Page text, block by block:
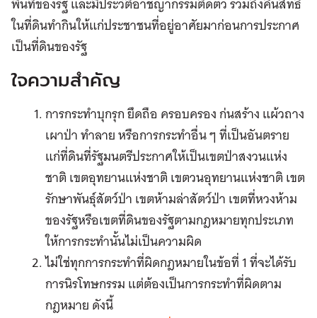
ในที่ดินทำกินให้แก่ประชาชนที่อยู่อาศัยมาก่อนการประกาศ
เป็นที่ดินของรัฐ
ใจความสำคัญ
การกระทำบุกรุก ยึดถือ ครอบครอง ก่นสร้าง แผ้วถาง
เผาป่า ทำลาย หรือการกระทำอื่น ๆ ที่เป็นอันตราย
แก่ที่ดินที่รัฐมนตรีประกาศให้เป็นเขตป่าสงวนแห่ง
ชาติเขตอุทยานแห่งชาติ เขตวนอุทยานแห่งชาติ เขต
รักษาพันธุ์สัตว์ป่า เขตห้ามล่าสัตว์ป่า เขตที่หวงห้าม
ของรัฐหรือเขตที่ดินของรัฐตามกฎหมายทุกประเภท
ให้การกระทำนั้นไม่เป็นความผิด
ไม่ใช่ทุกการกระทำที่ผิดกฎหมายในข้อที่ 1 ที่จะได้รับ
การนิรโทษกรรม แต่ต้องเป็นการกระทำที่ผิดตาม
กฎหมาย ดังนี้